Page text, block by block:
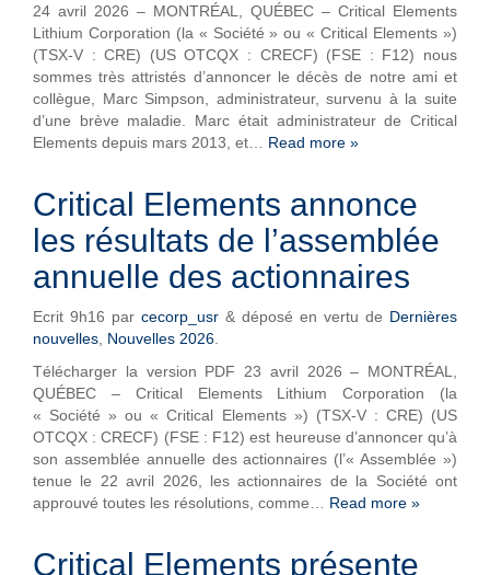
24 avril 2026 – MONTRÉAL, QUÉBEC – Critical Elements
Lithium Corporation (la « Société » ou « Critical Elements »)
(TSX-V : CRE) (US OTCQX : CRECF) (FSE : F12) nous
sommes très attristés d’annoncer le décès de notre ami et
collègue, Marc Simpson, administrateur, survenu à la suite
d’une brève maladie. Marc était administrateur de Critical
Elements depuis mars 2013, et… Read more »
Critical Elements annonce
les résultats de l’assemblée
annuelle des actionnaires
Ecrit 9h16 par cecorp_usr & déposé en vertu de Dernières
nouvelles Nouvelles 2026
Télécharger la version PDF 23 avril 2026 – MONTRÉAL,
QUÉBEC – Critical Elements Lithium Corporation (la
« Société » ou « Critical Elements ») (TSX-V : CRE) (US
OTCQX : CRECF) (FSE : F12) est heureuse d’annoncer qu’à
son assemblée annuelle des actionnaires (l’« Assemblée »)
tenue le 22 avril 2026, les actionnaires de la Société ont
approuvé toutes les résolutions, comme… Read more »
Critical Elements présente